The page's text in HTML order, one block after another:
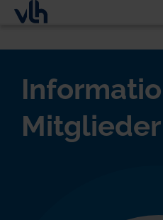
Mitglieder